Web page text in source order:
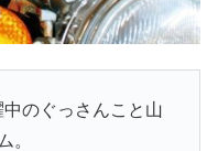
のぐっさんこと山
。